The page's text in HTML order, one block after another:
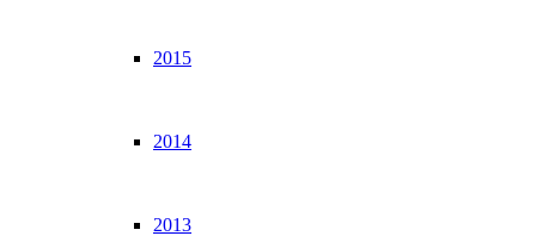
2015
2014
2013